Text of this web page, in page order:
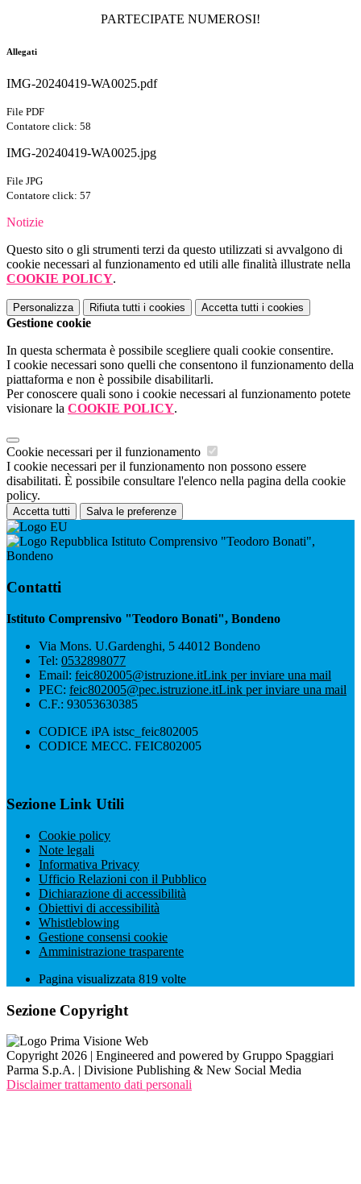
PARTECIPATE NUMEROSI!
Allegati
IMG-20240419-WA0025.pdf
File PDF
Contatore click: 58
IMG-20240419-WA0025.jpg
File JPG
Contatore click: 57
Notizie
Questo sito o gli strumenti terzi da questo utilizzati si avvalgono di
cookie necessari al funzionamento ed utili alle finalità illustrate nella
COOKIE POLICY.
Personalizza Rifiuta tutti i cookies Accetta tutti i cookies
Gestione cookie
In questa schermata è possibile scegliere quali cookie consentire.
I cookie necessari sono quelli che consentono il funzionamento della
piattaforma e non è possibile disabilitarli.
Per conoscere quali sono i cookie necessari al funzionamento potete
visionare la COOKIE POLICY.
Cookie necessari per il funzionamento
I cookie necessari per il funzionamento non possono essere
disabilitati. È possibile consultare l'elenco nella pagina della cookie
policy.
Accetta tutti Salva le preferenze
Istituto Comprensivo "Teodoro Bonati",
Bondeno
Contatti
Istituto Comprensivo "Teodoro Bonati", Bondeno
Via Mons. U.Gardenghi, 5 44012 Bondeno
Tel: 0532898077
Email: feic802005@istruzione.itLink per inviare una mail
PEC: feic802005@pec.istruzione.itLink per inviare una mail
C.F.: 93053630385
CODICE iPA istsc_feic802005
CODICE MECC. FEIC802005
Sezione Link Utili
Cookie policy
Note legali
Informativa Privacy
Ufficio Relazioni con il Pubblico
Dichiarazione di accessibilità
Obiettivi di accessibilità
Whistleblowing
Gestione consensi cookie
Amministrazione trasparente
Pagina visualizzata 819 volte
Sezione Copyright
Copyright 2026 | Engineered and powered by Gruppo Spaggiari
Parma S.p.A. | Divisione Publishing & New Social Media
Disclaimer trattamento dati personali